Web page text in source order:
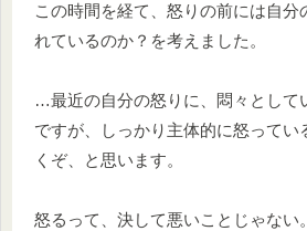
この時間を経て、怒りの前には自分
れているのか？を考えました。
…最近の自分の怒りに、悶々として
ですが、しっかり主体的に怒ってい
くぞ、と思います。
怒るって、決して悪いことじゃない。